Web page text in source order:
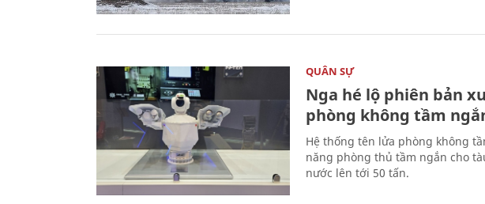
QUÂN SỰ
Nga hé lộ phiên bản
phòng không tầm
Hệ thống tên lửa phòng không
năng phòng thủ tầm ngắn cho
nước lên tới 50 tấn.